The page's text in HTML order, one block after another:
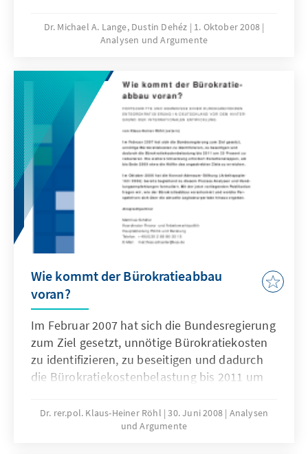
Erfahrungen des Vorgängers Bill Clinton,
ebenfalls gegen Ende der Amtszeit, lud Bush
besuchte anschließend zum ersten Mal Israel
und die palästinensischen Gebiete. Welche
politischen Entwicklungen einen Erfolg des
Annapolis-Prozesses begünstigen und welche
Umstände diesen Prozess auch weiterhin
belasten, erörtert das vorliegende Papier
ebenso wie die Frage nach den Grundzügen
einer möglichen Friedensvereinbarung und
der möglichen Rolle Europas bzw.
Deutschlands in diesem Prozess.
Dr. Michael A. Lange, Dustin Dehéz
1. Oktober 2008
Analysen und Argumente
Wie kommt der Bürokratieabbau
voran?
Im Februar 2007 hat sich die Bundesregierung
zum Ziel gesetzt, unnötige Bürokratiekosten
zu identifizieren, zu beseitigen und dadurch
die Bürokratiekostenbelastung bis 2011 um
Umsetzung erfordert Zwischenetappen, um
bis Ende 2009 etwa die Hälfte des
Dr. rer.pol. Klaus-Heiner Röhl 30. Juni 2008 Analysen
und Argumente